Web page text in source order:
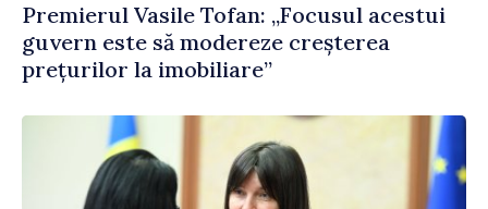
Premierul Vasile Tofan: „Focusul acestui
guvern este să modereze creșterea
prețurilor la imobiliare”